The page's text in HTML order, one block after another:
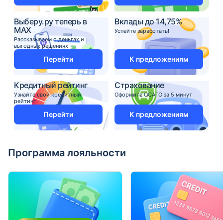
Выберу.ру теперь в
MAX
Рассказываем о деньгах и
выгодных решениях
Перейти
Вклады до 14,75%
Успейте заработать!
К предложениям
Кредитный рейтинг
Узнайте свой кредитный
рейтинг
Перейти
Страхование
Оформите ОСАГО за 5 минут
К предложениям
Программа лояльности